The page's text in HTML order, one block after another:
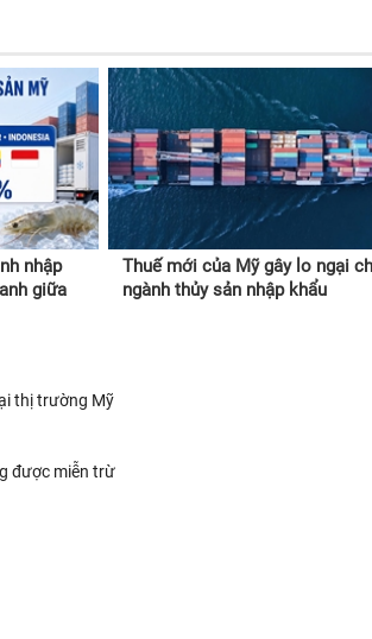
nhập
giữa
Thuế mới của Mỹ gây lo ngại
ngành thủy sản nhập khẩu
thị trường Mỹ
được miễn trừ